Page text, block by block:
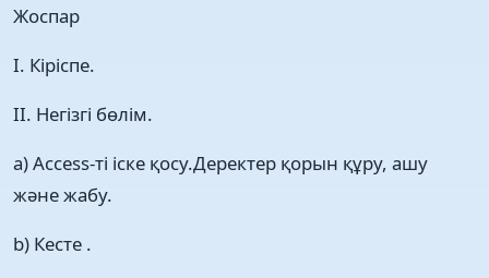
Жоспар
I. Кіріспе.
II. Негізгі бөлім.
a) Access-ті іске қосу.Деректер қорын құру, ашу
және жабу.
b) Кесте .